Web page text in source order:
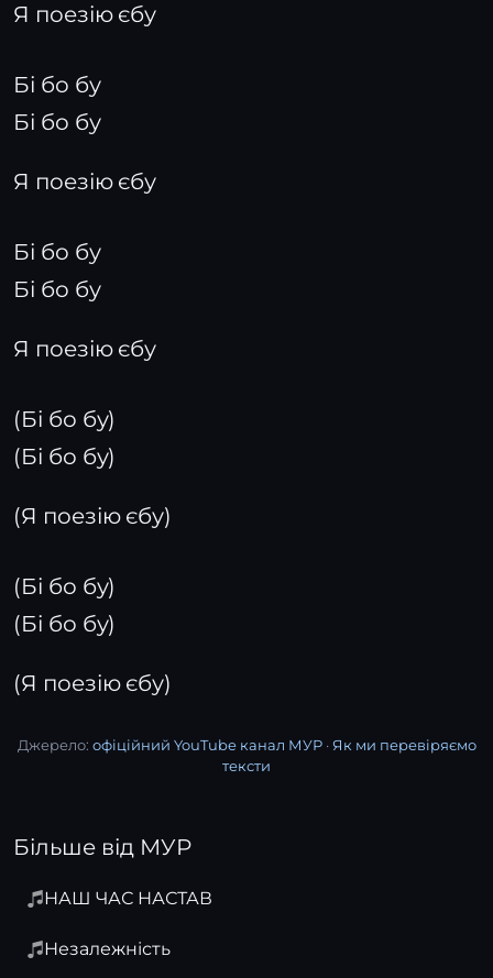
Я поезію єбу
Бі бо бу
Бі бо бу
Я поезію єбу
Бі бо бу
Бі бо бу
Я поезію єбу
(Бі бо бу)
(Бі бо бу)
(Я поезію єбу)
(Бі бо бу)
(Бі бо бу)
(Я поезію єбу)
Джерело: офіційний YouTube канал МУР· Як ми перевіряємо
тексти
Більше від МУР
НАШ ЧАС НАСТАВ
Незалежність